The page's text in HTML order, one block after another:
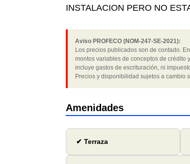
INSTALACION PERO NO
Aviso PROFECO (NOM-247-SE-2021):
Los precios publicados son de contado.
montos variables de conceptos de crédito
incluye gastos de escrituración, ni
Precios y disponibilidad sujetos a cambio
Amenidades
✔ Terraza